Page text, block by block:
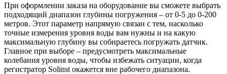
При оформлении заказа на оборудование вы сможете выбрать
подходящий диапазон глубины погружения – от 0-5 до 0-200
метров. Этот параметр напрямую связан с тем, насколько
точные измерения уровня воды вам нужны и на какую
максимальную глубину вы собираетесь погружать датчик.
Главное при выборе – предусмотреть максимальные
колебания уровня воды, чтобы избежать ситуации, когда
регистратор Solinst окажется вне рабочего диапазона.